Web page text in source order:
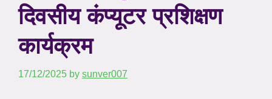
दिवसीय कंप्यूटर प्रशिक्षण
कार्यक्रम
17/12/2025 by sunver007